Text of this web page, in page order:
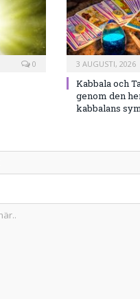
0 3 AUGUSTI, 2026
Kabbala och
genom den
kabbalans